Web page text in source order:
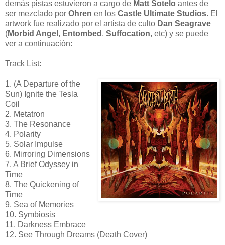
demás pistas estuvieron a cargo de Matt Sotelo antes de
ser mezclado por Ohren en los Castle Ultimate Studios. El
artwork fue realizado por el artista de culto Dan Seagrave
(Morbid Angel , Entombed , Suffocation, etc) y se puede
ver a continuación:
Track List:
1. (A Departure of the
Sun) Ignite the Tesla
Coil
2. Metatron
3. The Resonance
4. Polarity
5. Solar Impulse
6. Mirroring Dimensions
7. A Brief Odyssey in
Time
8. The Quickening of
Time
9. Sea of Memories
10. Symbiosis
11. Darkness Embrace
12. See Through Dreams (Death Cover)